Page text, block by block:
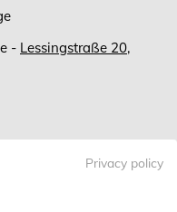
- Lessingstraße 20,
Privacy policy